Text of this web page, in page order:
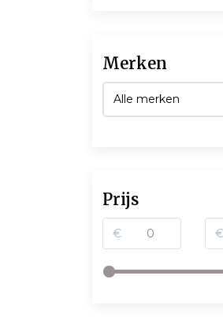
Merken
Prijs
€ €